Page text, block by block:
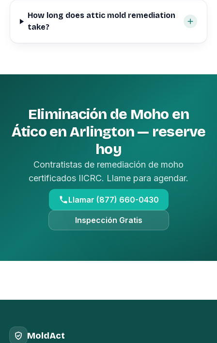
How long does attic mold remediation
take?
Eliminación de Moho en
Ático en Arlington — reserve
hoy
Contratistas de remediación de moho
certificados IICRC. Llame para agendar.
Llamar (877) 660-0430
Inspección Gratis
MoldAct